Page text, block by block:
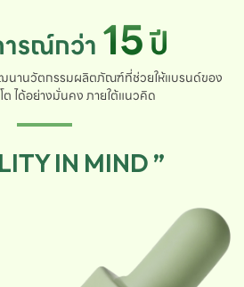
รณ์กว่า 15ปี
านวัตกรรมผลิตภัณฑ์ที่ช่วยให้แบรนด์ของ
ต ได้อย่างมั่นคง ภายใต้แนวคิด
IN MIND ”